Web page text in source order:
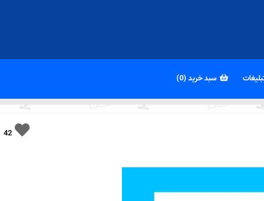
سبد خرید (0)
42